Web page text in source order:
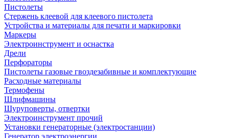
Пистолеты
Стержень клеевой для клеевого пистолета
Устройства и материалы для печати и маркировки
Маркеры
Электроинструмент и оснастка
Дрели
Перфораторы
Пистолеты газовые гвоздезабивные и комплектующие
Расходные материалы
Термофены
Шлифмашины
Шуруповерты, отвертки
Электроинструмент прочий
Установки генераторные (электростанции)
Генератор электроэнергии